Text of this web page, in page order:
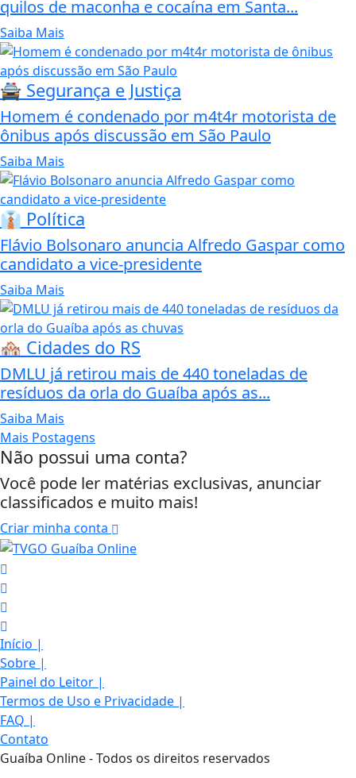
quilos de maconha e cocaína em Santa...
Saiba Mais
🚔 Segurança e Justiça
Homem é condenado por m4t4r motorista de
ônibus após discussão em São Paulo
Saiba Mais
👔 Política
Flávio Bolsonaro anuncia Alfredo Gaspar como
candidato a vice-presidente
Saiba Mais
🏘️ Cidades do RS
DMLU já retirou mais de 440 toneladas de
resíduos da orla do Guaíba após as...
Saiba Mais
Mais Postagens
Não possui uma conta?
Você pode ler matérias exclusivas, anunciar
classificados e muito mais!
Criar minha conta
Início |
Sobre |
Painel do Leitor |
Termos de Uso e Privacidade |
FAQ |
Contato
Guaíba Online - Todos os direitos reservados
Termos de Uso e Privacidade
Esse site utiliza cookies para melhorar sua